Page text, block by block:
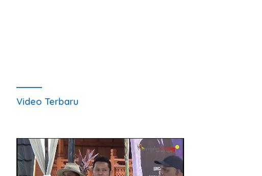
Video Terbaru